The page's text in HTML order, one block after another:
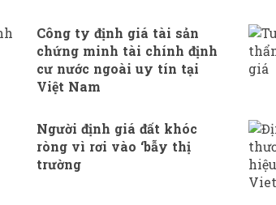
Công ty định giá tài sản
chứng minh tài chính định
cư nước ngoài uy tín tại
Việt Nam
Người định giá đất khóc
ròng vì rơi vào ‘bẫy thị
trường